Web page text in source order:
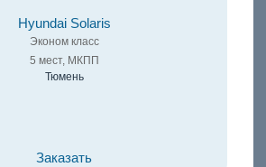
Hyundai Solaris
Эконом класс
5 мест, МКПП
Тюмень
Заказать